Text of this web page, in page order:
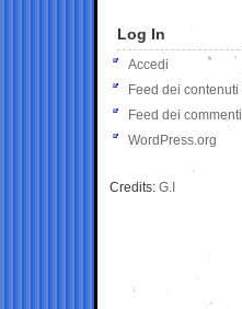
Log In
Accedi
Feed dei contenuti
Feed dei commenti
WordPress.org
Credits: G.I